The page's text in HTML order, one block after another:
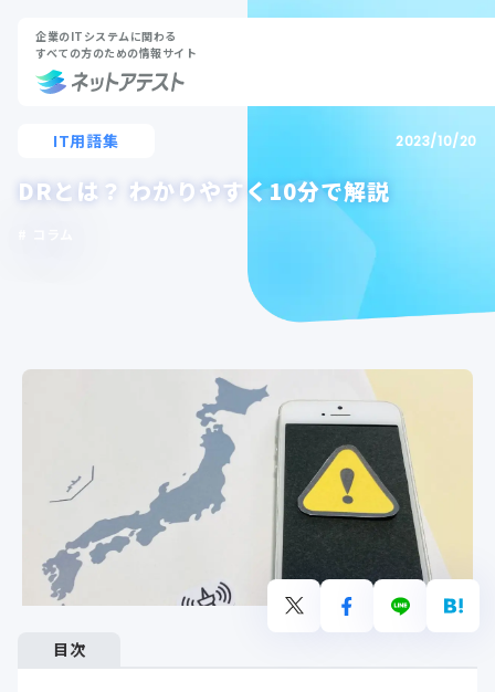
企業のITシステムに関わる
すべての方のための情報サイト
IT用語集 2023/10/20
DRとは？ わかりやすく10分で解説
目次